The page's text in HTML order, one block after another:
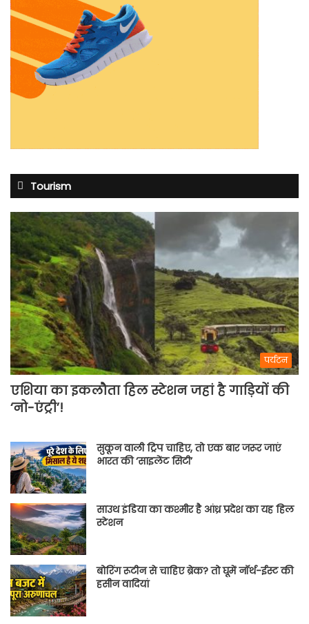
Tourism
पर्यटन
एशिया का इकलौता हिल स्टेशन जहां है गाड़ियों की
‘नो-एंट्री’!
सुकून वाली ट्रिप चाहिए, तो एक बार जरूर जाएं
भारत की ‘साइलेंट सिटी’
साउथ इंडिया का कश्मीर है आंध्र प्रदेश का यह हिल
स्टेशन
बोरिंग रूटीन से चाहिए ब्रेक? तो घूमें नॉर्थ-ईस्ट की
हसीन वादियां